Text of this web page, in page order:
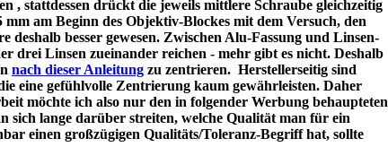
, stattdessen drückt die jeweils mittlere Schraube gleichzeitig
am Beginn des Objektiv-Blockes mit dem Versuch, den
besser gewesen. Zwischen Alu-Fassung und Linsen-
drei Linsen zueinander reichen - mehr gibt es nicht. Deshalb
nach dieser Anleitung zu zentrieren. Herstellerseitig sind
eine gefühlvolle Zentrierung kaum gewährleisten. Daher
möchte ich also nur den in folgender Werbung behaupteten
lange darüber streiten, welche Qualität man für ein
einen großzügigen Qualitäts/Toleranz-Begriff hat, sollte